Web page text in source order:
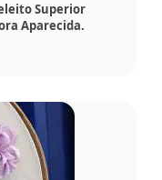
Superior
Aparecida.